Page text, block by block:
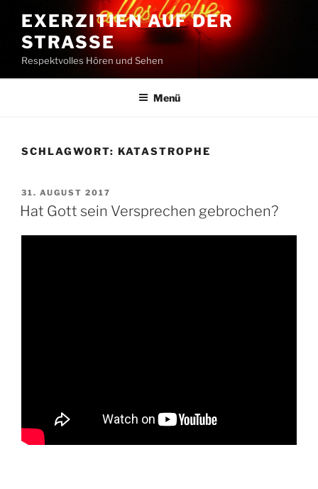
Inhalt
springen
EXERZITIEN AUF DER
STRASSE
Respektvolles Hören und Sehen
Menü
SCHLAGWORT: KATASTROPHE
VERÖFFENTLICHT
AM
31. AUGUST 2017
Hat Gott sein Versprechen gebrochen?